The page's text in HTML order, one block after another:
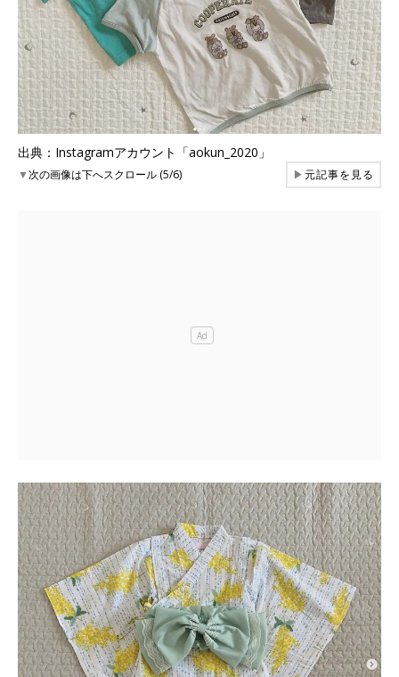
出典：Instagramアカウント「aokun_2020」
▼次の画像は下へスクロール (5/6) ▶元記事を見る